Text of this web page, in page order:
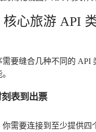
心旅游 API
要缝合几种不同的 API
表到出票
需要连接到至少提供四